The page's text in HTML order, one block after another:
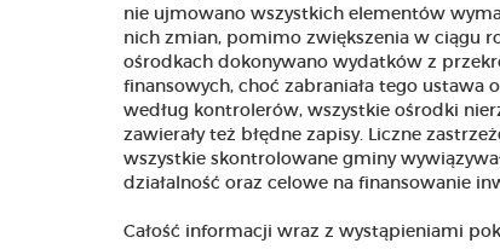
nie ujmowano wszystkich elementów
nich zmian, pomimo zwiększenia w ciągu
ośrodkach dokonywano wydatków z
finansowych, choć zabraniała tego ustawa
według kontrolerów, wszystkie ośrodki
zawierały też błędne zapisy. Liczne
wszystkie skontrolowane gminy
działalność oraz celowe na finansowanie
Całość informacji wraz z wystąpieniami